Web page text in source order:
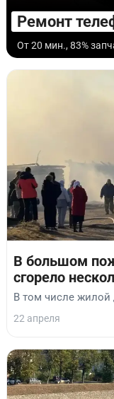
Ремонт
От 20 мин., 83%
В большом
сгорело
В том числе жилой
22 апреля